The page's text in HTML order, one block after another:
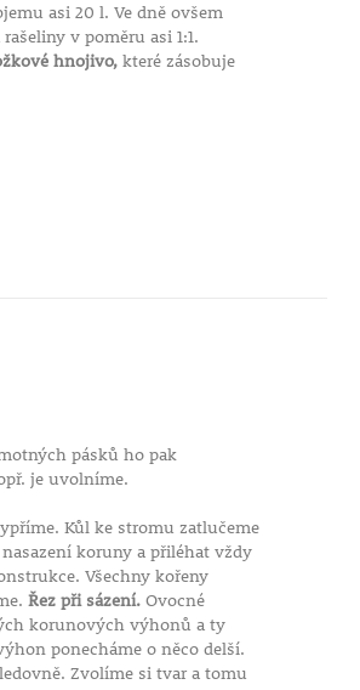
asi 20 l. Ve dně ovšem
rašeliny v poměru asi 1:1.
hnojivo,které zásobuje
pásků ho pak
je uvolníme.
Kůl ke stromu zatlučeme
koruny a přiléhat vždy
Všechny kořeny
Řez při sázení.Ovocné
korunových výhonů a ty
ponecháme o něco delší.
Zvolíme si tvar a tomu